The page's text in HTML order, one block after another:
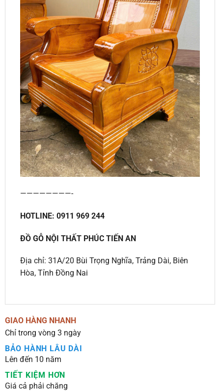
————————-
HOTLINE: 0911 969 244
ĐỒ GỖ NỘI THẤT PHÚC TIẾN AN
Địa chỉ: 31A/20 Bùi Trọng Nghĩa, Trảng Dài, Biên
Hòa, Tỉnh Đồng Nai
GIAO HÀNG NHANH
Chỉ trong vòng 3 ngày
BẢO HÀNH LÂU DÀI
Lên đến 10 năm
TIẾT KIỆM HƠN
Giá cả phải chăng